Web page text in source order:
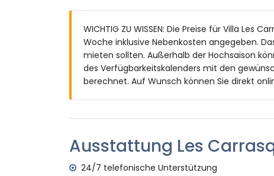
Außenbereich der Villa
Großes und eingezäuntes Grundstück
Nierenförmiger privater Pool mit den
Schöner Rasen mit Kies, Bäumen und
Außenküche und Grill
3 private Parkplätze
Weitere Informationen
WICHTIG ZU WISSEN: Die Preise für Villa Les
Woche inklusive Nebenkosten angegeben.
mieten sollten. Außerhalb der Hochsaison
des Verfügbarkeitskalenders mit den
berechnet. Auf Wunsch können Sie direkt
Ausstattung Les
24/7 telefonische Unterstützung